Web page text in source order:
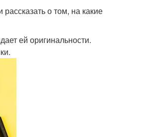
о том, на какие
ей оригинальности.